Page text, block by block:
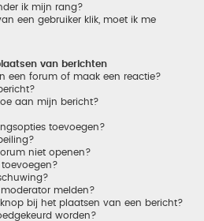
ik mijn rang?
een gebruiker klik, moet ik me
van berichten
een forum of maak een reactie?
aan mijn bericht?
toevoegen?
niet openen?
melden?
bij het plaatsen van een bericht?
worden?